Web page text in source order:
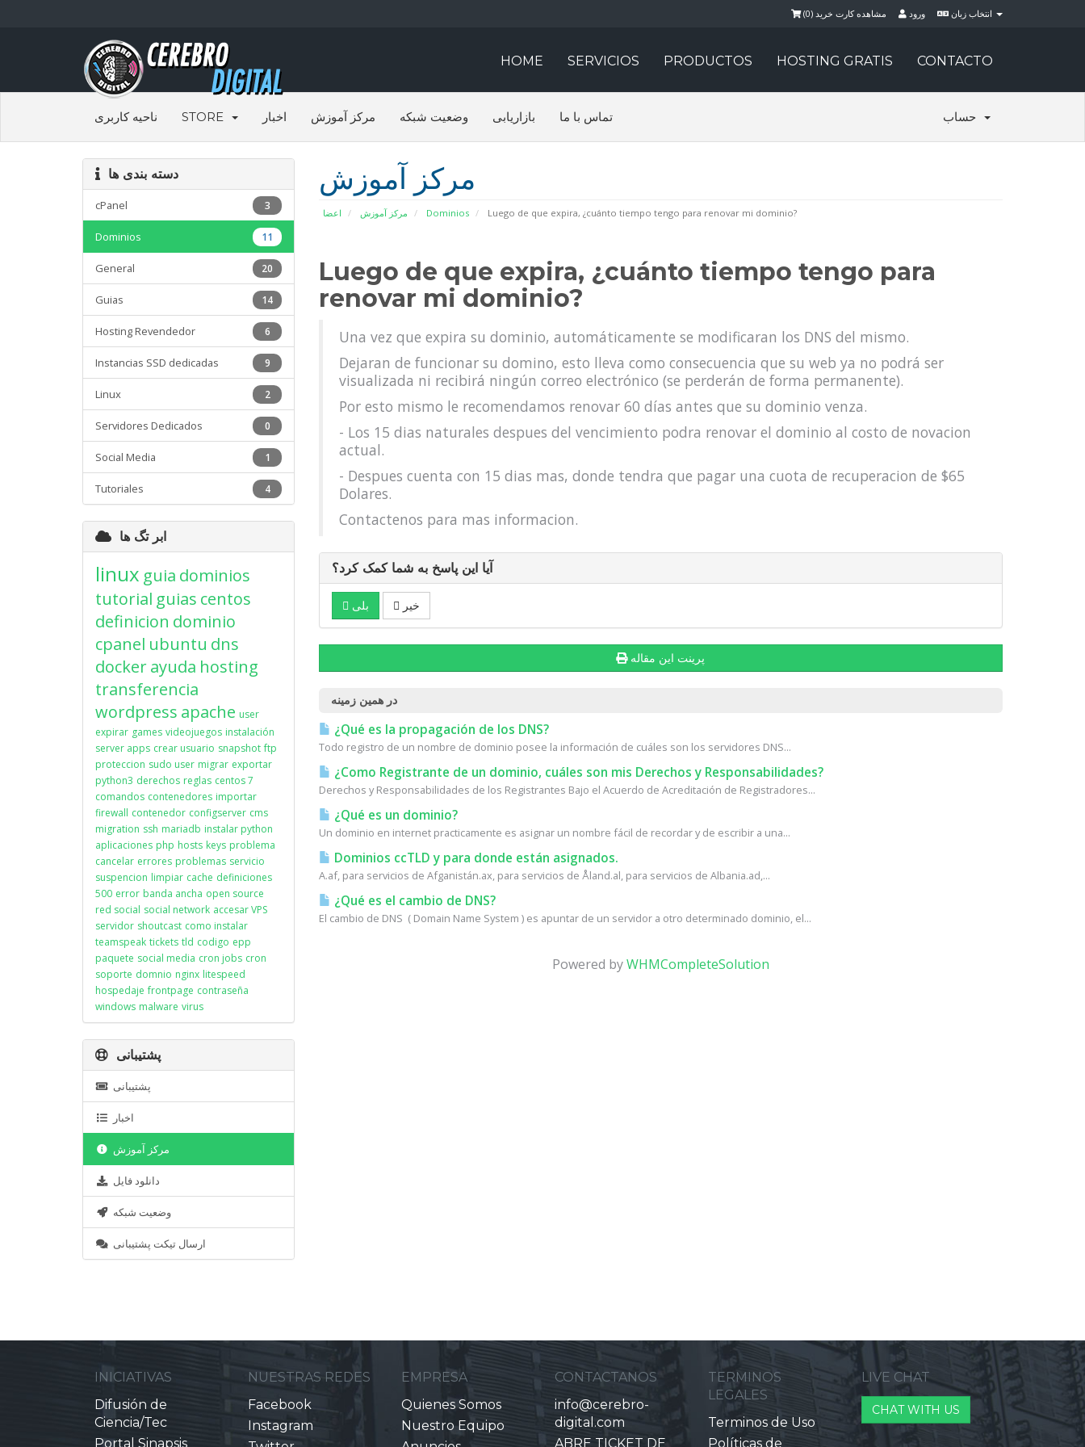
ورود مشاهده کارت خرید (0
)
HOME SERVICIOS PRODUCTOS HOSTING GRATIS CONTACTO
ناحیه کاربری STORE اخبار مرکز آموزش وضعیت شبکه بازاریابی تماس با ما
مرکز آموزش
اعضا مرکز آموزش Dominios Luego de que expira, ¿cuánto tiempo tengo para renovar mi dominio?
دسته بندی ها
3
cPanel
11
Dominios
20
General
14
Guias
6
Hosting Revendedor
9
Instancias SSD dedicadas
2
Linux
0
Servidores Dedicados
1
Social Media
4
Tutoriales
Luego de que expira, ¿cuánto tiempo tengo para
renovar mi dominio?
Una vez que expira su dominio, automáticamente se modificaran los DNS del mismo.
Dejaran de funcionar su domino, esto lleva como consecuencia que su web ya no podrá ser
visualizada ni recibirá ningún correo electrónico (se perderán de forma permanente).
Por esto mismo le recomendamos renovar 60 días antes que su dominio venza.
- Los 15 dias naturales despues del vencimiento podra renovar el dominio al costo de novacion
actual.
- Despues cuenta con 15 dias mas, donde tendra que pagar una cuota de recuperacion de $65
Dolares.
Contactenos para mas informacion.
آیا این پاسخ به شما کمک کرد؟
بلی خیر
پرینت این مقاله
در همین زمینه
¿Qué es la propagación de los DNS?
Todo registro de un nombre de dominio posee la información de cuáles son los servidores DNS...
¿Como Registrante de un dominio, cuáles son mis Derechos y Responsabilidades?
Derechos y Responsabilidades de los Registrantes Bajo el Acuerdo de Acreditación de Registradores...
¿Qué es un dominio?
Un dominio en internet practicamente es asignar un nombre fácil de recordar y de escribir a una...
Dominios ccTLD y para donde están asignados.
A.af, para servicios de Afganistán.ax, para servicios de Åland.al, para servicios de Albania.ad,...
¿Qué es el cambio de DNS?
El cambio de DNS ( Domain Name System ) es apuntar de un servidor a otro determinado dominio, el...
Powered byWHMCompleteSolution
ابر تگ ها
linux guia dominios
tutorial guias centos
definicion dominio
cpanel ubuntu dns
dockerayuda hosting
transferencia
wordpress apache user
expirar games videojuegos instalación
server apps crear usuario snapshot ftp
proteccion sudo user migrar exportar
python3 derechos reglas centos 7
comandos contenedores importar
firewall contenedor configserver cms
migration ssh mariadb instalar python
aplicaciones php hosts keys problema
cancelar errores problemas servicio
suspencion limpiar cache definiciones
500 error banda ancha open source
red social social network accesar VPS
servidor shoutcast como instalar
teamspeak tickets tld codigo epp
paquete social media cron jobs cron
soporte domnio nginx litespeed
hospedaje frontpage contraseña
windows malware virus
پشتیبانی
پشتیبانی
اخبار
مرکز آموزش
دانلود فایل
وضعیت شبکه
ارسال تیکت پشتیبانی
INICIATIVAS
Difusión de
Ciencia/Tec
Portal Sinapsis
NUESTRAS REDES
Facebook
Instagram
EMPRESA
Quienes Somos
Nuestro Equipo
CONTACTANOS
info@cerebro-
digital.com
ABRE TICKET DE
TERMINOS
LEGALES
Terminos de Uso
Políticas de
LIVE CHAT
CHAT WITH US